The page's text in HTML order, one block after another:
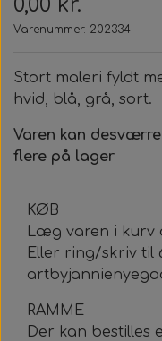
Varenummer: 202334
Stort maleri fyldt
hvid, blå, grå, sort.
Varen kan
flere på lager
KØB
Læg varen i kurv
Eller ring/skriv til
RAMME
Der kan bestilles